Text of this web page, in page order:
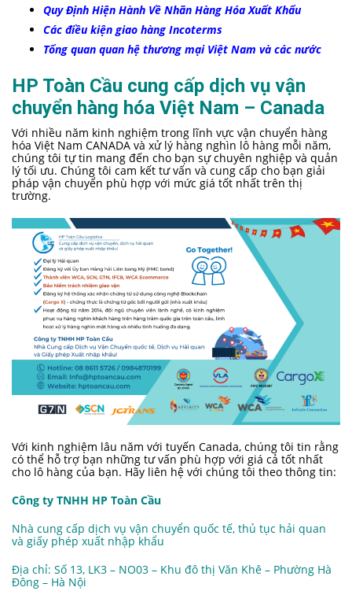
Quy Định Hiện Hành Về Nhãn Hàng Hóa Xuất Khẩu
Các điều kiện giao hàng Incoterms
Tổng quan quan hệ thương mại Việt Nam và các nước
HP Toàn Cầu cung cấp dịch vụ vận
chuyển hàng hóa Việt Nam – Canada
Với nhiều năm kinh nghiệm trong lĩnh vực vận chuyển hàng
hóa Việt Nam CANADA và xử lý hàng nghìn lô hàng mỗi năm,
chúng tôi tự tin mang đến cho bạn sự chuyên nghiệp và quản
lý tối ưu. Chúng tôi cam kết tư vấn và cung cấp cho bạn giải
pháp vận chuyển phù hợp với mức giá tốt nhất trên thị
trường.
Với kinh nghiệm lâu năm với tuyến Canada, chúng tôi tin rằng
có thể hỗ trợ bạn những tư vấn phù hợp với giá cả tốt nhất
cho lô hàng của bạn. Hãy liên hệ với chúng tôi theo thông tin:
Công ty TNHH HP Toàn Cầu
Nhà cung cấp dịch vụ vận chuyển quốc tế, thủ tục hải quan
và giấy phép xuất nhập khẩu
Địa chỉ: Số 13, LK3 – NO03 – Khu đô thị Văn Khê – Phường Hà
Đông – Hà Nội